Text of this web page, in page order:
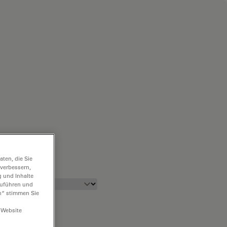
die Sie
und Inhalte
und
stimmen Sie